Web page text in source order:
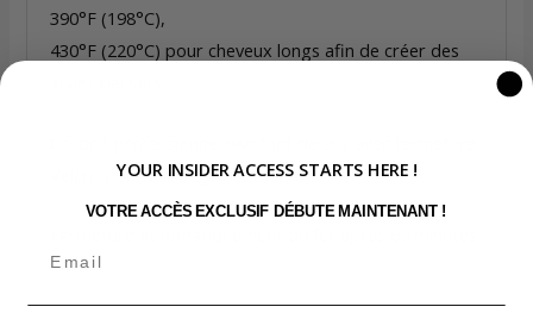
390°F (198°C),
430°F (220°C) pour cheveux longs afin de créer des
Velcro pour un rangement facile.
YOUR INSIDER ACCESS STARTS HERE !
VOTRE ACCÈS EXCLUSIF DÉBUTE MAINTENANT !